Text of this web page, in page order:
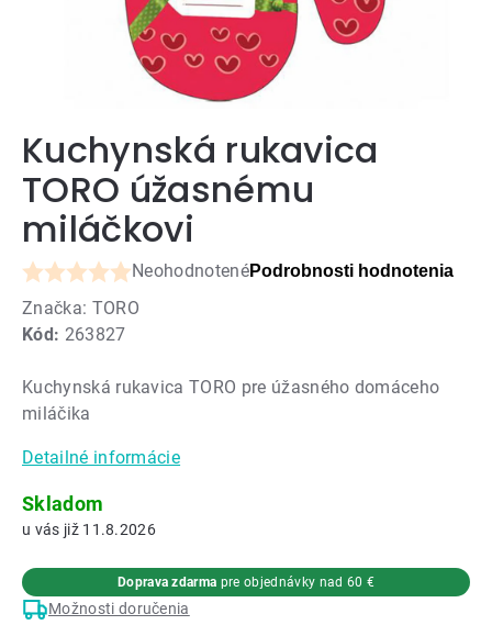
Kuchynská rukavica
TORO úžasnému
miláčkovi
Kód: 263827
Priemerné
hodnotenie
produktu
0,0
z
hviezdičiek.
NeohodnotenéPodrobnosti hodnotenia
Značka: TORO
Kuchynská rukavica TORO pre úžasného domáceho
miláčika
Detailné informácie
Skladom
11.8.2026
Možnosti doručenia
Doprava zdarma pre objednávky nad 60 €